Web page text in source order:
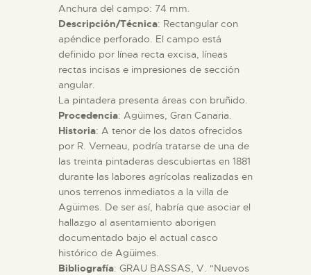
█
EL MUSEO
COLECCIONES
DIDÁCTICA
ESPAÑOL
Anchura del campo: 74 mm.
Descripción/Técnica: Rectangular con
apéndice perforado. El campo está
definido por línea recta excisa, líneas
rectas incisas e impresiones de sección
angular.
La pintadera presenta áreas con bruñido.
Procedencia: Agüimes, Gran Canaria.
Historia: A tenor de los datos ofrecidos
por R. Verneau, podría tratarse de una de
las treinta pintaderas descubiertas en 1881
durante las labores agrícolas realizadas en
unos terrenos inmediatos a la villa de
Agüimes. De ser así, habría que asociar el
hallazgo al asentamiento aborigen
documentado bajo el actual casco
histórico de Agüimes.
Bibliografía: GRAU BASSAS, V. "Nuevos